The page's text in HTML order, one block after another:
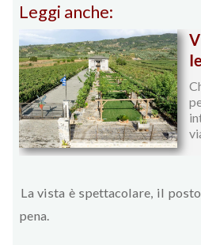
Leggi anche:
La vista è spettacolare, il
pena.